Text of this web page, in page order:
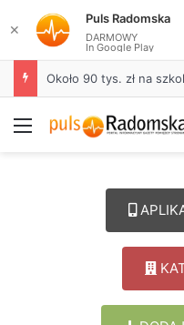
Menu
✕
Puls Radomska
DARMOWY
In Google Play